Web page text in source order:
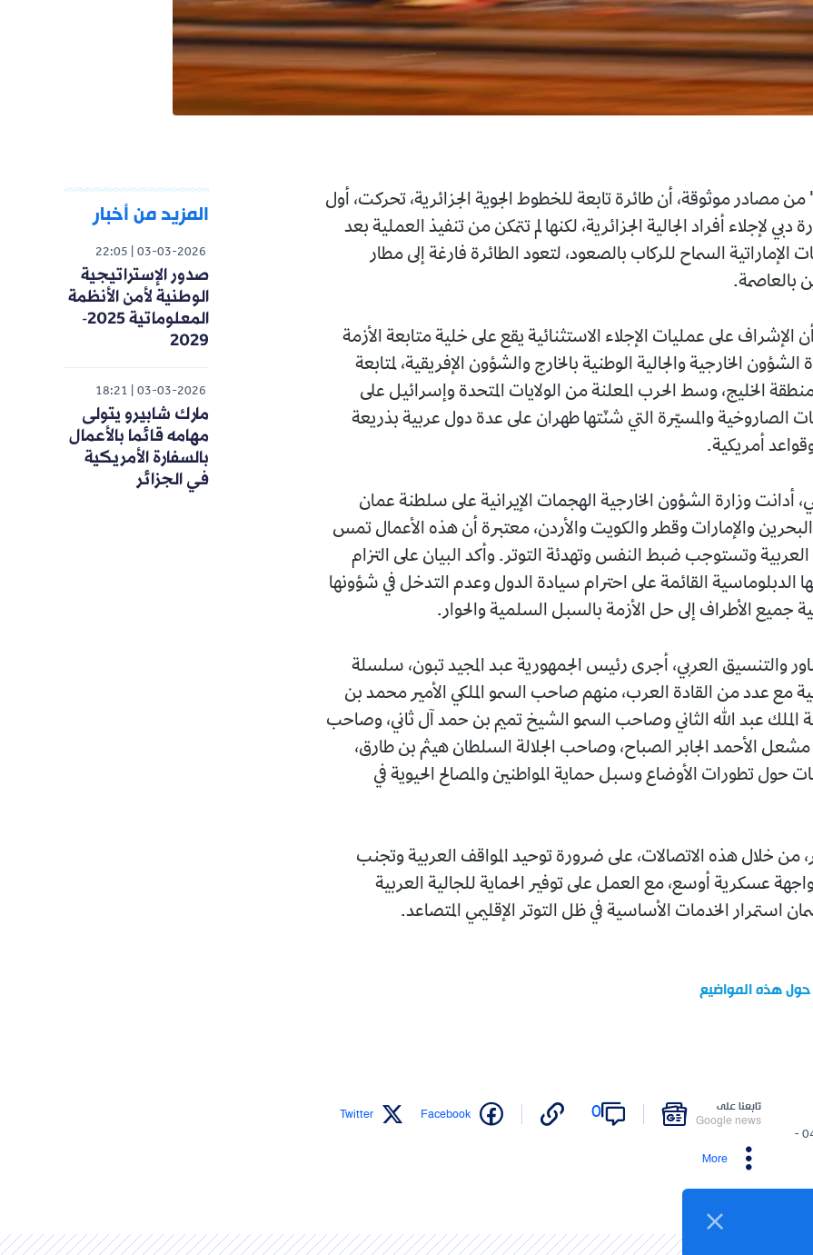
مصادر موثوقة، أن طائرة تابعة للخطوط الجوية الجزائرية، تحركت، أول
دبي لإجلاء أفراد الجالية الجزائرية، لكنها لم تتمكن من تنفيذ العملية بعد
السماح للركاب بالصعود، لتعود الطائرة فارغة إلى مطار
بالعاصمة.
الإشراف على عمليات الإجلاء الاستثنائية يقع على خلية متابعة الأزمة
الشؤون الخارجية والجالية الوطنية بالخارج والشؤون الإفريقية، لمتابعة
الخليج، وسط الحرب المعلنة من الولايات المتحدة وإسرائيل على
الصاروخية والمسيّرة التي شنّتها طهران على عدة دول عربية بذريعة
أمريكية.
أدانت وزارة الشؤون الخارجية الهجمات الإيرانية على سلطنة عمان
والإمارات وقطر والكويت والأردن، معتبرة أن هذه الأعمال تمس
وتستوجب ضبط النفس وتهدئة التوتر. وأكد البيان على التزام
الدبلوماسية القائمة على احترام سيادة الدول وعدم التدخل في شؤونها
جميع الأطراف إلى حل الأزمة بالسبل السلمية والحوار.
والتنسيق العربي، أجرى رئيس الجمهورية عبد المجيد تبون، سلسلة
مع عدد من القادة العرب، منهم صاحب السمو الملكي الأمير محمد بن
الملك عبد الله الثاني وصاحب السمو الشيخ تميم بن حمد آل ثاني، وصاحب
الأحمد الجابر الصباح، وصاحب الجلالة السلطان هيثم بن طارق،
حول تطورات الأوضاع وسبل حماية المواطنين والمصالح الحيوية في
من خلال هذه الاتصالات، على ضرورة توحيد المواقف العربية وتجنب
عسكرية أوسع، مع العمل على توفير الحماية للجالية العربية
استمرار الخدمات الأساسية في ظل التوتر الإقليمي المتصاعد.
حول هذه المواضيع
المزيد من أخبار
03-03-2026
22:05
صدور الإستراتيجية
الوطنية لأمن الأنظمة
المعلوماتية 2025-
2029
03-03-2026
18:21
مارك شابيرو يتولى
مهامه قائما بالأعمال
بالسفارة الأمريكية
في الجزائر
04/03/2026 -
تابعنا على
Google news
0
Facebook
Twitter
More